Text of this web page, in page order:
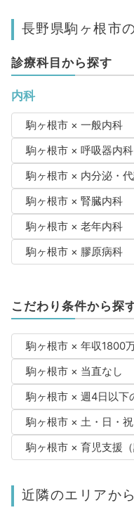
長野県駒ヶ根市
診療科目から探す
内科
駒ヶ根市 × 一般内科
駒ヶ根市 × 呼吸器内科
駒ヶ根市 × 内分泌・
駒ヶ根市 × 腎臓内科
駒ヶ根市 × 老年内科
駒ヶ根市 × 膠原病科
こだわり条件から探
駒ヶ根市 × 年収1800
駒ヶ根市 × 当直なし
駒ヶ根市 × 週4日以下
駒ヶ根市 × 土・日・
駒ヶ根市 × 育児支援（
近隣のエリアか